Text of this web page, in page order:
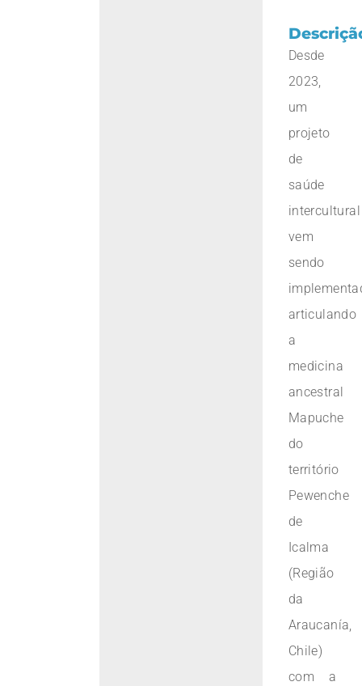
Desde
2023,
um
projeto
de
saúde
intercultural
vem
sendo
articulando
a
medicina
ancestral
Mapuche
do
território
Pewenche
de
Icalma
(Região
da
Araucanía,
Chile)
com a